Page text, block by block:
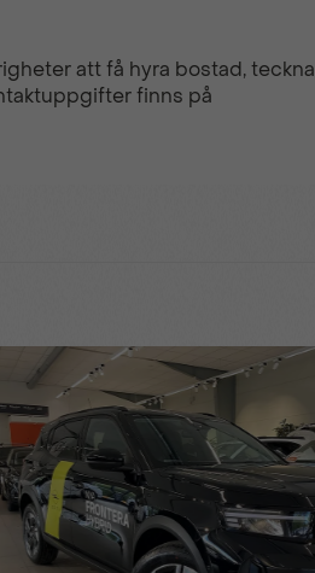
att få hyra bostad, teckna
finns på